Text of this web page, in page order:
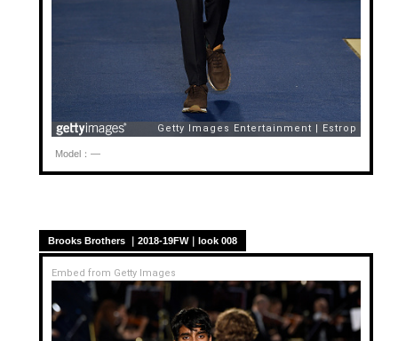
Model：—
Brooks Brothers ｜2018-19FW｜look 008
Embed from Getty Images